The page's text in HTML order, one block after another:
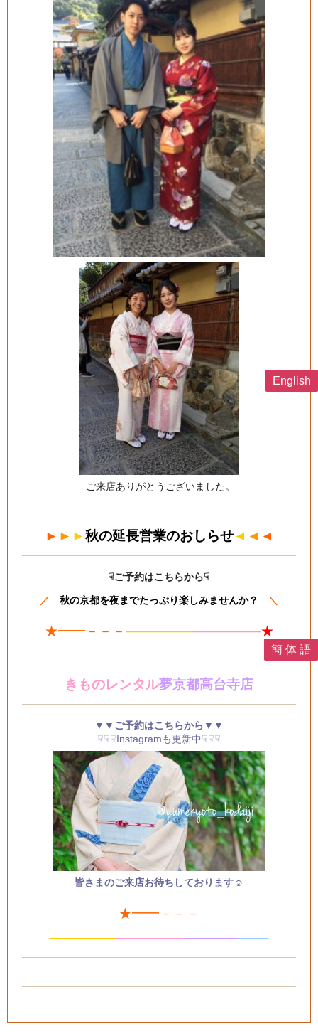
ご来店ありがとうございました。
► ► ►秋の延長営業のおしらせ◄ ◄ ◄
☟ご予約はこちらから☟
／ 秋の京都を夜までたっぷり楽しみませんか？ ＼
★━━－－－ ——————————★
きものレンタル夢京都高台寺店
▼▼ご予約はこちらから▼▼
☟☟☟Instagramも更新中☟☟☟
皆さまのご来店お待ちしております☺
★━━－－－
————————————————-
English
簡 体 語